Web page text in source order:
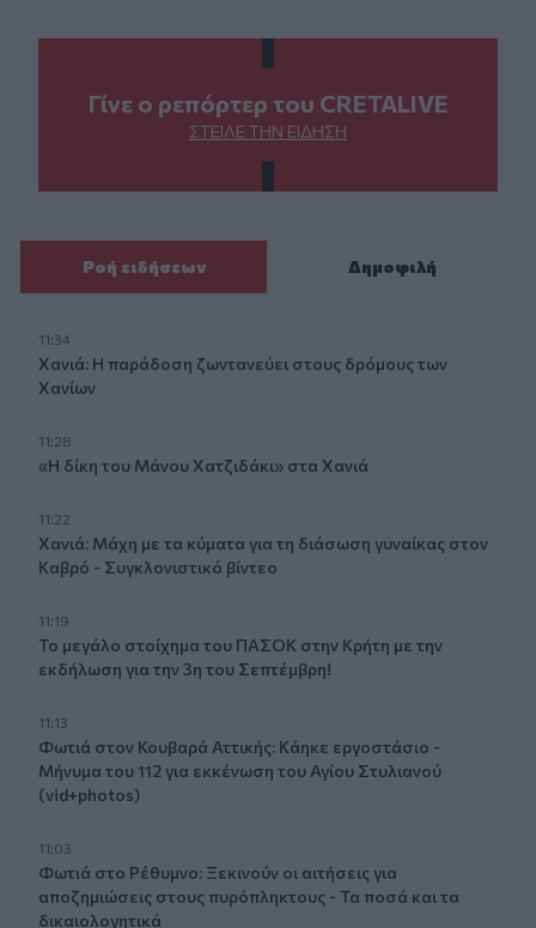
Γίνε ο ρεπόρτερ του CRETALIVE
ΣΤΕΊΛΕ ΤΗΝ ΕΊΔΗΣΗ
Ροή ειδήσεων Δημοφιλή
11:34
Χανιά: Η παράδοση ζωντανεύει στους δρόμους των
Χανίων
11:28
«Η δίκη του Μάνου Χατζιδάκι» στα Χανιά
11:22
Χανιά: Μάχη με τα κύματα για τη διάσωση γυναίκας στον
Καβρό - Συγκλονιστικό βίντεο
11:19
Το μεγάλο στοίχημα του ΠΑΣΟΚ στην Κρήτη με την
εκδήλωση για την 3η του Σεπτέμβρη!
11:13
Φωτιά στον Κουβαρά Αττικής: Κάηκε εργοστάσιο -
Μήνυμα του 112 για εκκένωση του Αγίου Στυλιανού
(vid+photos)
11:03
Φωτιά στο Ρέθυμνο: Ξεκινούν οι αιτήσεις για
αποζημιώσεις στους πυρόπληκτους - Τα ποσά και τα
δικαιολογητικά